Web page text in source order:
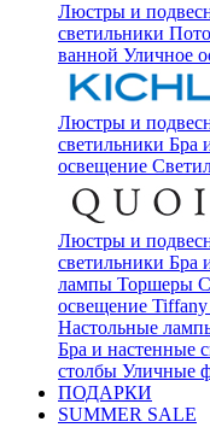
Люстры и
светильники
ванной Уличное
Люстры и
светильники Бра
освещение
Люстры и
светильники Бра
лампы Торшеры
освещение Tiffany
Настольные
Бра и настенные
столбы Уличные
ПОДАРКИ
SUMMER SALE